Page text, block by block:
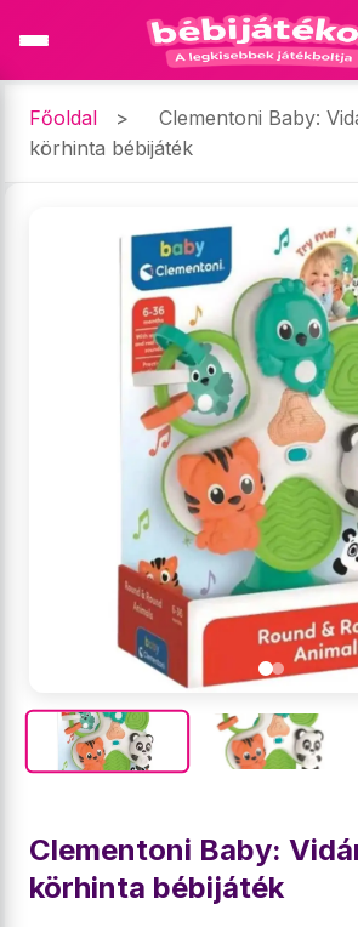
Főoldal >
Clementoni Baby:
körhinta bébijáték
Clementoni Baby:
körhinta bébijáték